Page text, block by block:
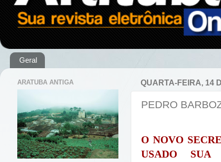
Geral
QUARTA-FEIRA, 14
PEDRO
O NOVO
USADO SUA
ARATUBA ANTIGA